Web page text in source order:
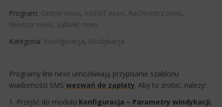
Program: Gestor nexo, InsERT nexo, Rachmistrz nexo,
Rewizor nexo, Subiekt nexo
Kategoria: Konfiguracja, Windykacja
Programy linii nexo umożliwiają przypisanie szablonu
wiadomości SMS wezwań do zapłaty​. Aby to z​​​robić, należy:
1. Przejść do modułu Konfiguracja – Parametry windykacji,